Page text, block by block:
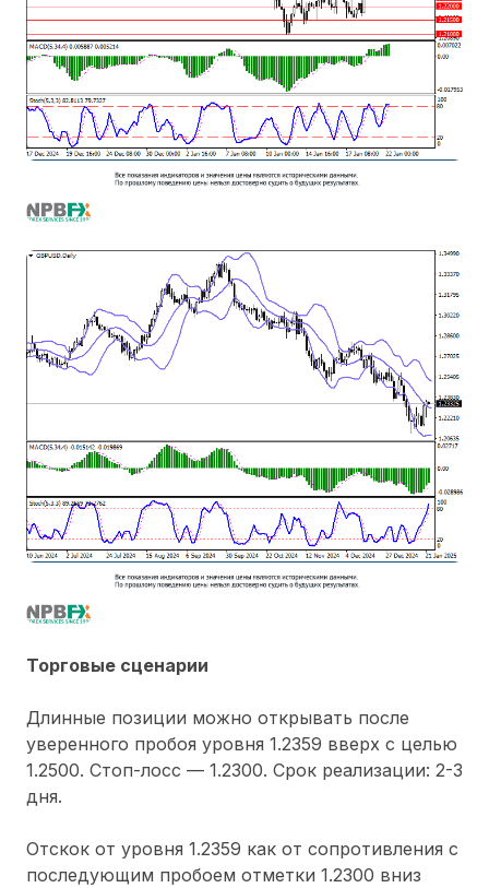
Торговые сценарии
Длинные позиции можно открывать после
уверенного пробоя уровня 1.2359 вверх с целью
1.2500. Стоп-лосс — 1.2300. Срок реализации: 2-3
дня.
Отскок от уровня 1.2359 как от сопротивления с
последующим пробоем отметки 1.2300 вниз